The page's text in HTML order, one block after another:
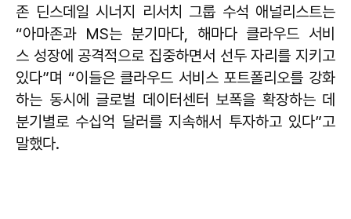
존 딘스데일 시너지 리서치 그룹 수석 애널리스트는
“아마존과 MS는 분기마다, 해마다 클라우드 서비
스 성장에 공격적으로 집중하면서 선두 자리를 지키고
있다”며 “이들은 클라우드 서비스 포트폴리오를 강화
하는 동시에 글로벌 데이터센터 보폭을 확장하는 데
분기별로 수십억 달러를 지속해서 투자하고 있다”고
말했다.